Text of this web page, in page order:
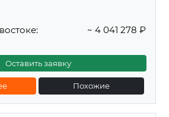
~ 4 041 278 ₽
Оставить заявку
Похожие